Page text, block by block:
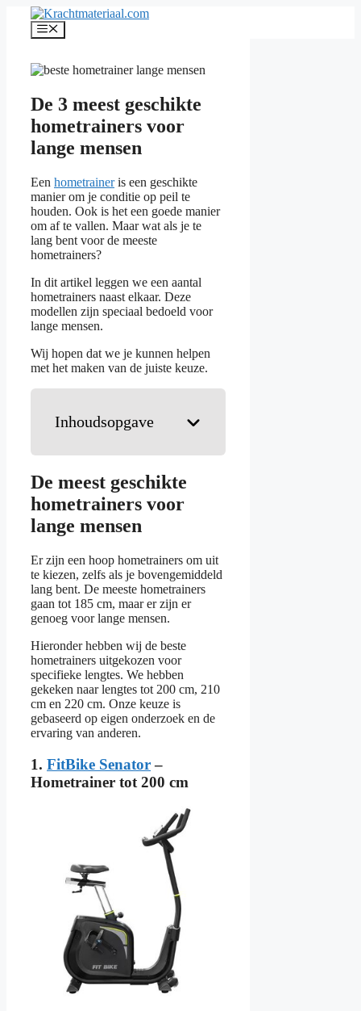
Menu
De 3 meest geschikte
hometrainers voor
lange mensen
Een hometraineris een geschikte
manier om je conditie op peil te
houden. Ook is het een goede manier
om af te vallen. Maar wat als je te
lang bent voor de meeste
hometrainers?
In dit artikel leggen we een aantal
hometrainers naast elkaar. Deze
modellen zijn speciaal bedoeld voor
lange mensen.
Wij hopen dat we je kunnen helpen
met het maken van de juiste keuze.
Inhoudsopgave
De meest geschikte
hometrainers voor
lange mensen
Er zijn een hoop hometrainers om uit
te kiezen, zelfs als je bovengemiddeld
lang bent. De meeste hometrainers
gaan tot 185 cm, maar er zijn er
genoeg voor lange mensen.
Hieronder hebben wij de beste
hometrainers uitgekozen voor
specifieke lengtes. We hebben
gekeken naar lengtes tot 200 cm, 210
cm en 220 cm. Onze keuze is
gebaseerd op eigen onderzoek en de
ervaring van anderen.
1. FitBike Senator–
Hometrainer tot 200 cm